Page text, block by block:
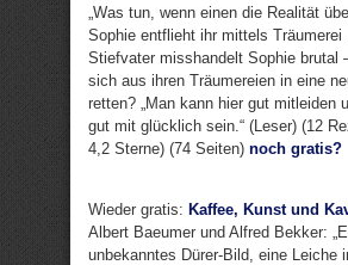
„Was tun, wenn einen die Realität
Sophie entflieht ihr mittels
Stiefvater misshandelt Sophie brutal
sich aus ihren Träumereien in eine
retten? „Man kann hier gut mitleiden
gut mit glücklich sein.“ (Leser) (12
4,2 Sterne) (74 Seiten) noch gratis?
Wieder gratis: Kaffee, Kunst und
Albert Baeumer und Alfred Bekker:
un­be­kann­tes Dürer-Bild, eine Lei­che